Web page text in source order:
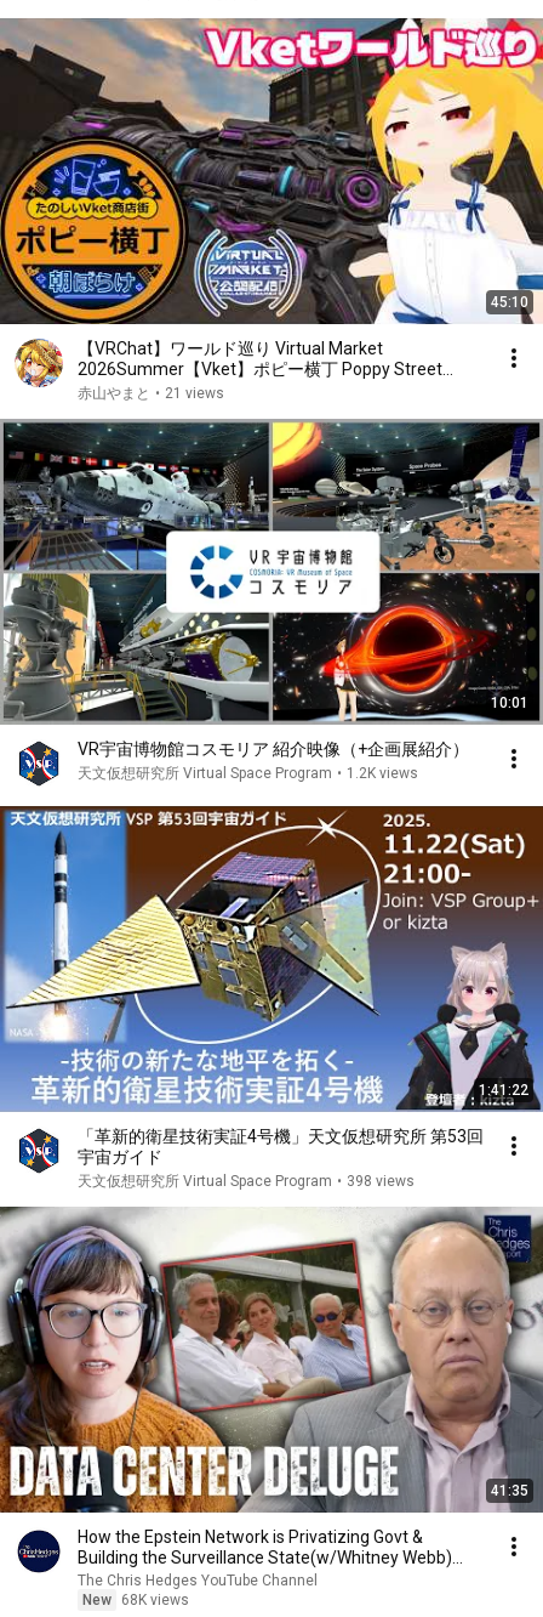
45:10
【VRChat】ワールド巡り Virtual Market
2026Summer【Vket】ポピー横丁 Poppy Street
［Pale Dawn］
赤山やまと • 21 views
10:01
VR宇宙博物館コスモリア 紹介映像（+企画展紹介）
天文仮想研究所 Virtual Space Program • 1.2K views
1:41:22
「革新的衛星技術実証4号機」天文仮想研究所 第53回
宇宙ガイド
天文仮想研究所 Virtual Space Program • 398 views
41:35
How the Epstein Network is Privatizing Govt &
Building the Surveillance State(w/Whitney Webb)
|TCHR
The Chris Hedges YouTube Channel
New
68K views